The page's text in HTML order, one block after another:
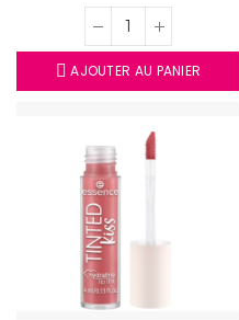
AJOUTER AU PANIER